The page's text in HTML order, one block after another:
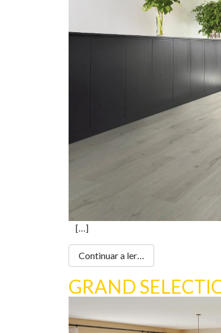
[…]
Continuar a ler…
GRAND